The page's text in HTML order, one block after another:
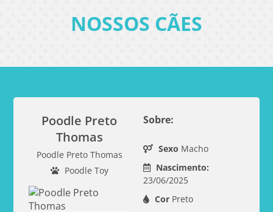
NOSSOS CÃES
Poodle Preto
Thomas
Poodle Preto Thomas
Poodle Toy
Sobre:
Sexo Macho
Nascimento:
23/06/2025
CorPreto